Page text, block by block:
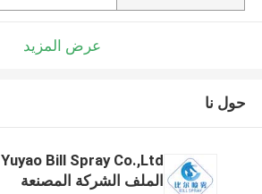
عرض المزيد
حول نا
Yuyao Bill Spray Co.,Ltd
الملف الشركة المصنعة